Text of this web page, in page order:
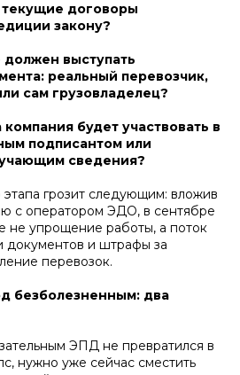
текущие договоры
закону?
выступать
реальный перевозчик,
сам грузовладелец?
будет участвовать в
подписантом или
сведения?
грозит следующим: вложив
с оператором ЭДО, в сентябре
не упрощение работы, а поток
документов и штрафы за
перевозок.
безболезненным: два
ЭПД не превратился в
нужно уже сейчас сместить